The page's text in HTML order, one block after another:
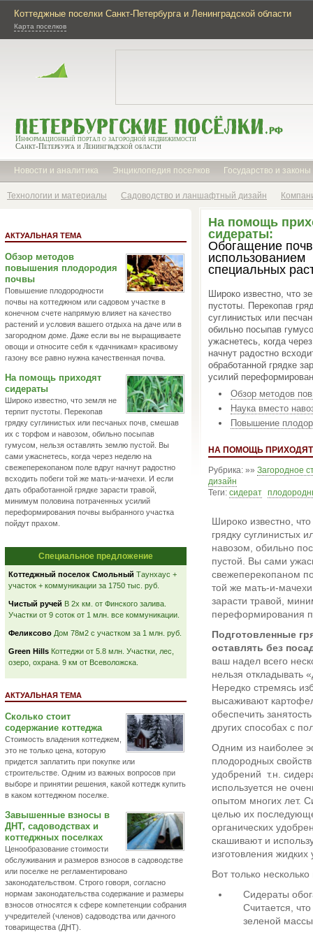
Коттеджные поселки Санкт-Петербурга и Ленинградской области
Карта поселков
Информационный портал о загородной недвижимости
Санкт-Петербурга и Ленинградской области
Новости и аналитика Энциклопедия поселков Государство и законы
Технологии и материалы Садоводство и ланшафтный дизайн
На помощь
сидераты:
Обогащение
использованием
специальных
Широко известно, что
пустоты. Перекопав
суглинистых или
обильно посыпав
ужаснетесь, когда
начнут радостно
обработанной грядке
усилий
Обзор методов
Наука вместо
Повышение
НА ПОМОЩЬ
Рубрика: »» Загородное
дизайн
Теги: сидерат
Широко известно,
грядку суглинистых
навозом, обильно
пустой. Вы сами
свежеперекопаном
той же мать-и-
зарасти травой,
переформирования
Подготовленные
оставлять без
ваш надел всего
нельзя откладывать
Нередко стремясь
высаживают
обеспечить
других способах с
Одним из наиболее
плодородных
удобрений т.н.
используется не
опытом многих лет.
целью их
органических
скашивают и
изготовления
Вот только
Сидераты
Считается,
зеленой
АКТУАЛЬНАЯ ТЕМА
Обзор методов
повышения плодородия
почвы
Повышение плодородности
почвы на коттеджном или садовом участке в
конечном счете напрямую влияет на качество
растений и условия вашего отдыха на даче или в
загородном доме. Даже если вы не выращиваете
овощи и относите себя к «дачникам» красивому
газону все равно нужна качественная почва.
На помощь приходят
сидераты
Широко известно, что земля не
терпит пустоты. Перекопав
грядку суглинистых или песчаных почв, смешав
их с торфом и навозом, обильно посыпав
гумусом, нельзя оставлять землю пустой. Вы
сами ужаснетесь, когда через неделю на
свежеперекопаном поле вдруг начнут радостно
всходить побеги той же мать-и-мачехи. И если
дать обработанной грядке зарасти травой,
минимум половина потраченных усилий
переформирования почвы выбранного участка
пойдут прахом.
Специальное предложение
Коттеджный поселок Смольный Таунхаус +
участок + коммуникации за 1750 тыс. руб.
Чистый ручей В 2х км. от Финского залива.
Участки от 9 соток от 1 млн. все коммуникации.
Феликсово Дом 78м2 с участком за 1 млн. руб.
Green Hills Коттеджи от 5.8 млн. Участки, лес,
озеро, охрана. 9 км от Всеволожска.
АКТУАЛЬНАЯ ТЕМА
Сколько стоит
содержание коттеджа
Стоимость владения коттеджем,
это не только цена, которую
придется заплатить при покупке или
строительстве. Одним из важных вопросов при
выборе и принятии решения, какой коттедж купить
в каком коттеджном поселке.
Завышенные взносы в
ДНТ, садоводствах и
коттеджных поселках
Ценообразование стоимости
обслуживания и размеров взносов в садоводстве
или поселке не регламентировано
законодательством. Строго говоря, согласно
нормам законодательства содержание и размеры
взносов относятся к сфере компетенции собрания
учредителей (членов) садоводства или дачного
товарищества (ДНТ).